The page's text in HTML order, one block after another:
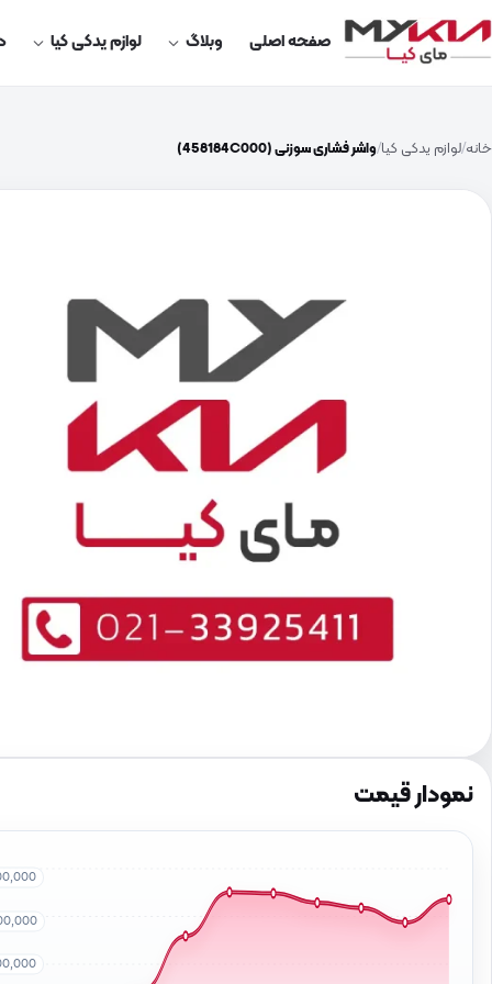
صفحه اصلی وبلاگ لوازم یدکی کیا
خانه لوازم یدکی کیا واشر فشاری سوزنی (458184C000)
نمودار قیمت